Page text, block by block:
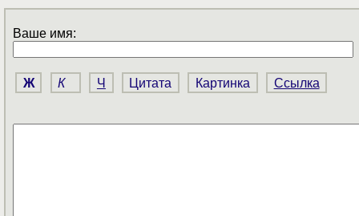
Ваше имя:
Ж К Ч Цитата Картинка Ссылка